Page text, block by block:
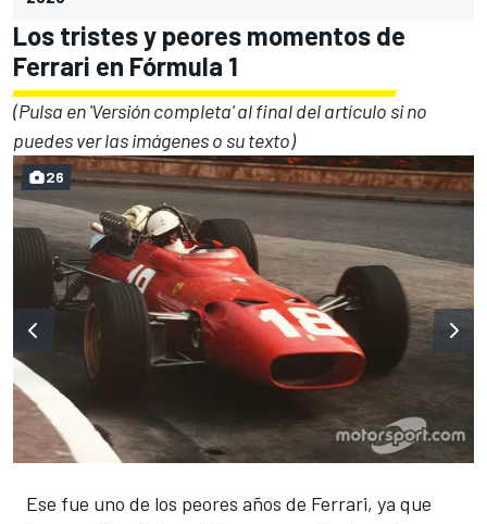
Los tristes y peores momentos de
Ferrari en Fórmula 1
(Pulsa en 'Versión completa' al final del artículo si no
puedes ver las imágenes o su texto)
Ese fue uno de los peores años de Ferrari, ya que
26